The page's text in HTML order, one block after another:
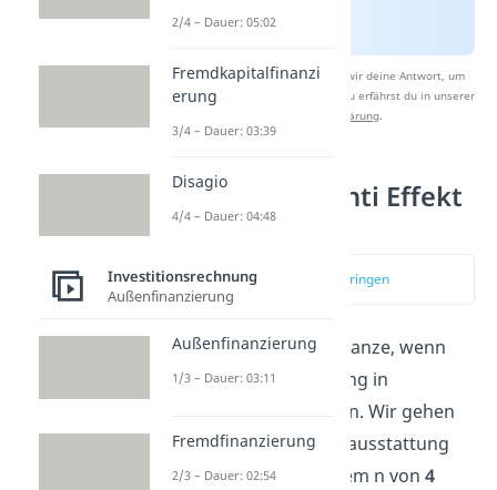
Nach Beantwortung speichern wir deine Antwort, um
Studyflix zu verbessern. Mehr dazu erfährst du in unserer
Datenschutzerklärung.
Lohmann Ruchti Effekt
Beispiel
zum Video springen
Deutlicher wird das Ganze, wenn
wir uns die Berechnung in
ansehen. Wir gehen
also von unserer Erstausstattung
von 10 LKWsund einem n von4
2/4 – Dauer: 05:02
Fremdkapitalfinanzi
erung
3/4 – Dauer: 03:39
Disagio
4/4 – Dauer: 04:48
Investitionsrechnung
Außenfinanzierung
Außenfinanzierung
1/3 – Dauer: 03:11
Fremdfinanzierung
2/3 – Dauer: 02:54